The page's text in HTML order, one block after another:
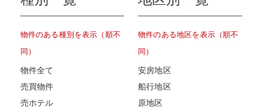
物件のある種別を表示（順不
同）
物件全て
売買物件
売ホテル
物件のある地区を表示（順不
同）
安房地区
船行地区
原地区